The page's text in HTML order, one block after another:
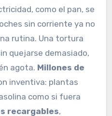
como el pan, se
sin corriente ya no
rutina. Una tortura
quejarse demasiado,
agota. Millones de
inventiva: plantas
como si fuera
recargables,